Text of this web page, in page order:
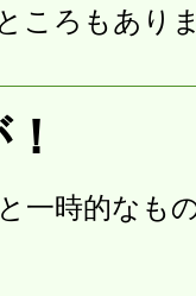
ころもあり
一時的なも